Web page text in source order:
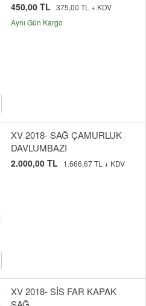
450,00 TL 375,00 TL + KDV
Aynı Gün Kargo
XV 2018- SAĞ ÇAMURLUK
DAVLUMBAZI
2.000,00 TL 1.666,67 TL + KDV
XV 2018- SİS FAR KAPAK